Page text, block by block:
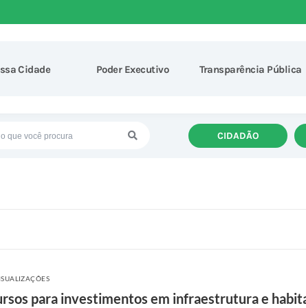
Cidade Poder Executivo Transparência Pública
CIDADÃO
para investimentos em infraestrutura e